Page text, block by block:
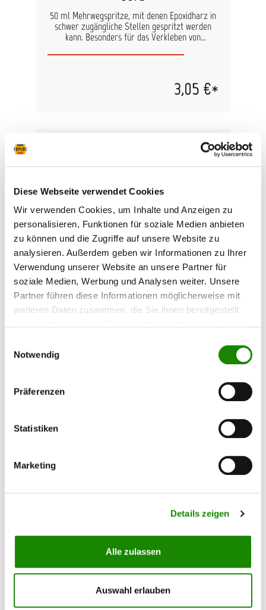
Diese Webseite verwendet Cookies
Wir verwenden Cookies, um Inhalte und Anzeigen zu
personalisieren, Funktionen für soziale Medien anbieten
zu können und die Zugriffe auf unsere Website zu
analysieren. Außerdem geben wir Informationen zu Ihrer
Verwendung unserer Website an unsere Partner für
soziale Medien, Werbung und Analysen weiter. Unsere
Partner führen diese Informationen möglicherweise mit
weiteren Daten zusammen, die Sie ihnen bereitgestellt
Notwendig
Präferenzen
Statistiken
Marketing
Details zeigen
Alle zulassen
Auswahl erlauben
50 ml Mehrwegspritze, mit denen Epoxidharz in
schwer zugängliche Stellen gespritzt werden
kann. Besonders für das Verkleben von
Ebenfalls zum Abmessen kleinerer Mengen Harz
3,05 €*
Schaumpinsel 7,5cm breit
Einweg-Schaumstoffpinsel mit spitzer Kante
WEST SYSTEM 804 Mixstäbe 6er
Pack